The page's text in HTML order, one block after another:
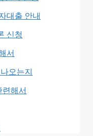
대출 안내
신청
서
오는지
해서